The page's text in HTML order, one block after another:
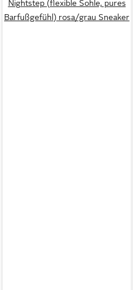
Nightstep (flexible Sohle, pures
Barfußgefühl) rosa/grau Sneaker